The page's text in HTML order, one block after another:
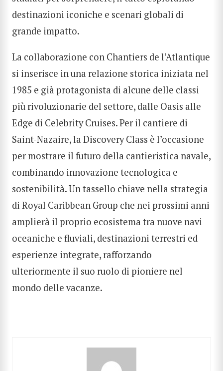
destinazioni iconiche e scenari globali di
grande impatto.
La collaborazione con Chantiers de l’Atlantique
si inserisce in una relazione storica iniziata nel
1985 e già protagonista di alcune delle classi
più rivoluzionarie del settore, dalle Oasis alle
Edge di Celebrity Cruises. Per il cantiere di
Saint-Nazaire, la Discovery Class è l’occasione
per mostrare il futuro della cantieristica navale,
combinando innovazione tecnologica e
sostenibilità. Un tassello chiave nella strategia
di Royal Caribbean Group che nei prossimi anni
amplierà il proprio ecosistema tra nuove navi
oceaniche e fluviali, destinazioni terrestri ed
esperienze integrate, rafforzando
ulteriormente il suo ruolo di pioniere nel
mondo delle vacanze.